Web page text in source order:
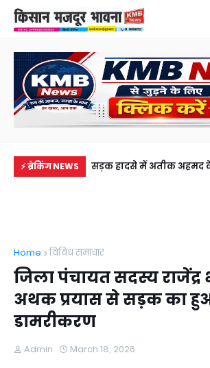
⚡ ब्रेकिंग NEWS
में से नहीं पहुंची एक
सड़क हादसे में अतीक अहमद
Home विविध समाचार
जिला पंचायत सदस्य राजेंद्र
अथक प्रयास से सड़क का
डामरीकरण
Admin March 18, 2026